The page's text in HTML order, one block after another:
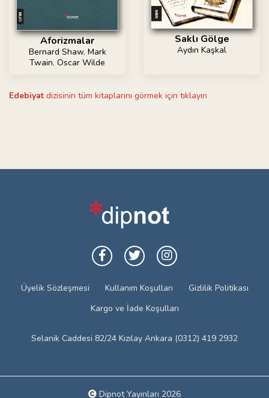
Aforizmalar
Bernard Shaw, Mark
Twain, Oscar Wilde
Saklı Gölge
Aydın Kaşkal
Edebiyat dizisinin tüm kitaplarını görmek için tıklayın
Üyelik Sözleşmesi Kullanım Koşulları
Gizlilik Politikası
Kargo ve İade Koşulları
Selanik Caddesi 82/24 Kızılay Ankara (0312) 419 2932
Dipnot Yayınları 2026